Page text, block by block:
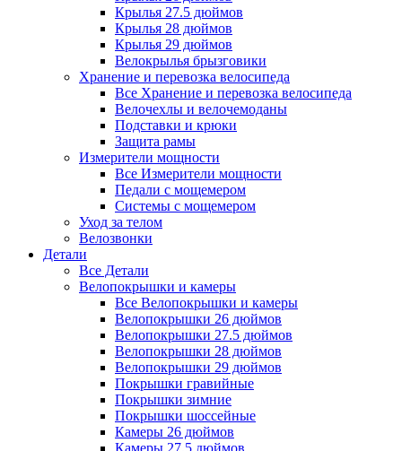
Крылья 27.5 дюймов
Крылья 28 дюймов
Крылья 29 дюймов
Велокрылья брызговики
Хранение и перевозка велосипеда
Все Хранение и перевозка велосипеда
Велочехлы и велочемоданы
Подставки и крюки
Защита рамы
Измерители мощности
Все Измерители мощности
Педали с мощемером
Системы с мощемером
Уход за телом
Велозвонки
Детали
Все Детали
Велопокрышки и камеры
Все Велопокрышки и камеры
Велопокрышки 26 дюймов
Велопокрышки 27.5 дюймов
Велопокрышки 28 дюймов
Велопокрышки 29 дюймов
Покрышки гравийные
Покрышки зимние
Покрышки шоссейные
Камеры 26 дюймов
Камеры 27.5 дюймов